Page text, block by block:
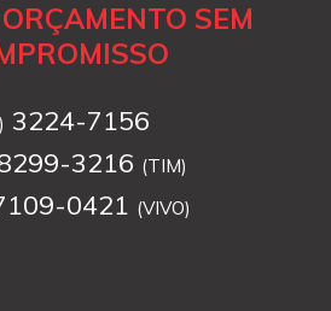
SEM
3224-7156
3216 (TIM)
0421 (VIVO)